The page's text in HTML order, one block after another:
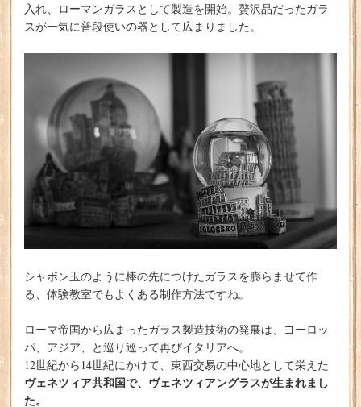
入れ、ローマンガラスとして製造を開始。贅沢品だったガラ
スが一気に普段使いの器として広まりました。
シャボン玉のように棒の先につけたガラスを膨らませて作
る、体験教室でもよくある制作方法ですね。
ローマ帝国から広まったガラス製造技術の発展は、ヨーロッ
パ、アジア、と巡り巡って再びイタリアへ。
12世紀から14世紀にかけて、東西交易の中心地として栄えた
ヴェネツィア共和国で、ヴェネツィアングラスが生まれまし
た。